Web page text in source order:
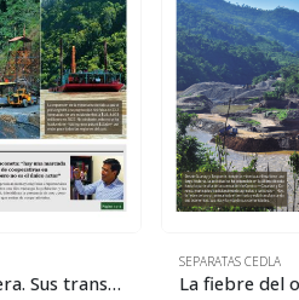
Expansión minera. Sus transformaciones y desigualdades
SEPARATAS CEDLA